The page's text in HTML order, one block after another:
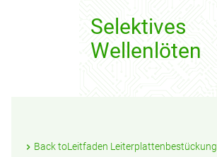
Selektives
Wellenlöten
Back toLeitfaden Leiterplattenbestückung